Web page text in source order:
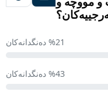
%21 دەنگدانەکان
%43 دەنگدانەکان